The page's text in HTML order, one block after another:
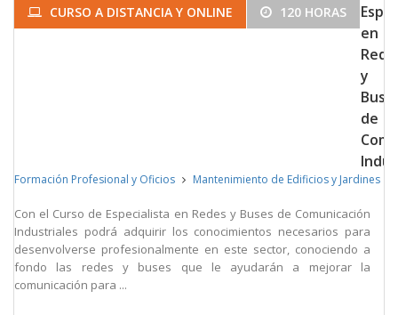
CURSO A DISTANCIA Y ONLINE 120 HORAS
en
y
de
Formación Profesional y Oficios Mantenimiento de Edificios y Jardines
Con el Curso de Especialista en Redes y Buses de Comunicación
Industriales podrá adquirir los conocimientos necesarios para
desenvolverse profesionalmente en este sector, conociendo a
fondo las redes y buses que le ayudarán a mejorar la
comunicación para ...